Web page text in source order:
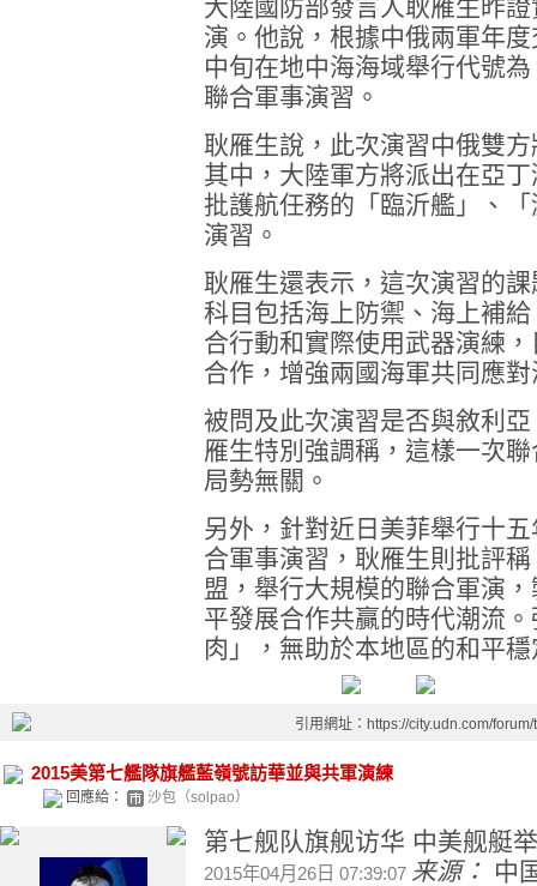
大陸國防部發言人耿雁生昨
演。他說，根據中俄兩軍年
中旬在地中海海域舉行代號
聯合軍事演習。
耿雁生說，此次演習中俄雙
其中，大陸軍方將派出在亞
批護航任務的「臨沂艦」、
演習。
耿雁生還表示，這次演習的
科目包括海上防禦、海上補
合行動和實際使用武器演練
合作，增強兩國海軍共同應
被問及此次演習是否與敘利
雁生特別強調稱，這樣一次
局勢無關。
另外，針對近日美菲舉行十
合軍事演習，耿雁生則批評
盟，舉行大規模的聯合軍演
平發展合作共贏的時代潮流
肉」，無助於本地區的和平穩
引用網址：https://city.udn.com/
2015美第七艦隊旗艦藍嶺號訪華並與共軍演練
回應給： 沙包（solpao）
第七舰队旗舰访华 中美舰艇
2015年04月26日 07:39:07 来源： 中